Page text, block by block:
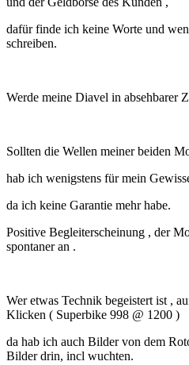
dafür finde ich keine Worte und
schreiben.
Werde meine Diavel in absehbarer
Sollten die Wellen meiner beiden
hab ich wenigstens für mein
da ich keine Garantie mehr habe.
Positive Begleiterscheinung , der
spontaner an .
Wer etwas Technik begeistert ist ,
Klicken ( Superbike 998 @ 1200 )
da hab ich auch Bilder von dem
Bilder drin, incl wuchten.